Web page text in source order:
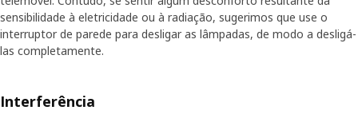
sensibilidade à eletricidade ou à radiação, sugerimos que use o
interruptor de parede para desligar as lâmpadas, de modo a desligá-
las completamente.
Interferência